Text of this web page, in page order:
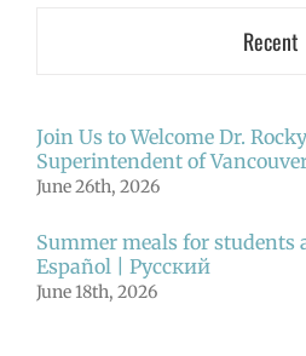
Recent
Join Us to Welcome Dr.
Superintendent of
June 26th, 2026
Summer meals for students
Español | Русский
June 18th, 2026